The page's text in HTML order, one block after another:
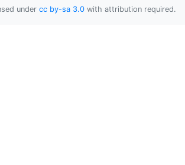
under cc by-sa 3.0 with attribution required.